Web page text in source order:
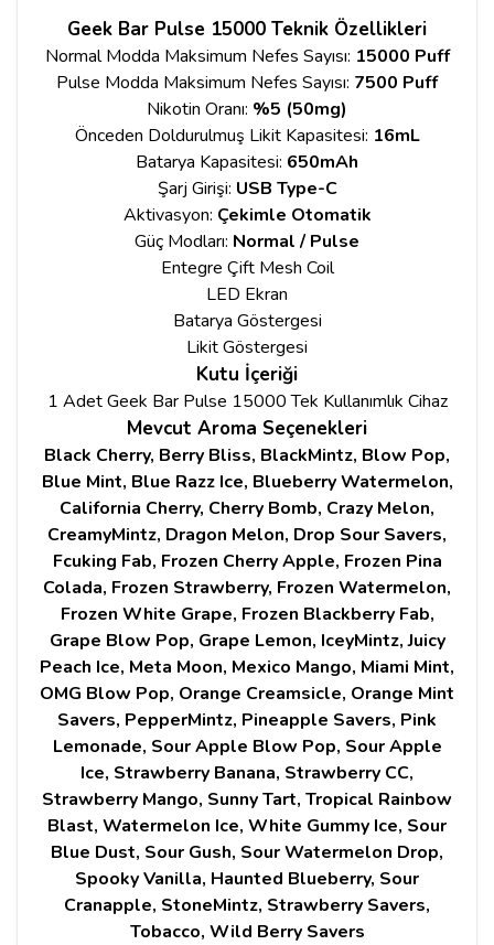
Geek Bar Pulse 15000 Teknik Özellikleri
Normal Modda Maksimum Nefes Sayısı: 15000 Puff
Pulse Modda Maksimum Nefes Sayısı: 7500 Puff
Nikotin Oranı: %5 (50mg)
Önceden Doldurulmuş Likit Kapasitesi: 16mL
Batarya Kapasitesi: 650mAh
Şarj Girişi: USB Type-C
Aktivasyon: Çekimle Otomatik
Güç Modları: Normal / Pulse
Entegre Çift Mesh Coil
LED Ekran
Batarya Göstergesi
Likit Göstergesi
Kutu İçeriği
1 Adet Geek Bar Pulse 15000 Tek Kullanımlık Cihaz
Mevcut Aroma Seçenekleri
Black Cherry, Berry Bliss, BlackMintz, Blow Pop,
Blue Mint, Blue Razz Ice, Blueberry Watermelon,
California Cherry, Cherry Bomb, Crazy Melon,
CreamyMintz, Dragon Melon, Drop Sour Savers,
Fcuking Fab, Frozen Cherry Apple, Frozen Pina
Colada, Frozen Strawberry, Frozen Watermelon,
Frozen White Grape, Frozen Blackberry Fab,
Grape Blow Pop, Grape Lemon, IceyMintz, Juicy
Peach Ice, Meta Moon, Mexico Mango, Miami Mint,
OMG Blow Pop, Orange Creamsicle, Orange Mint
Savers, PepperMintz, Pineapple Savers, Pink
Lemonade, Sour Apple Blow Pop, Sour Apple
Ice, Strawberry Banana, Strawberry CC,
Strawberry Mango, Sunny Tart, Tropical Rainbow
Blast, Watermelon Ice, White Gummy Ice, Sour
Blue Dust, Sour Gush, Sour Watermelon Drop,
Spooky Vanilla, Haunted Blueberry, Sour
Cranapple, StoneMintz, Strawberry Savers,
Tobacco, Wild Berry Savers